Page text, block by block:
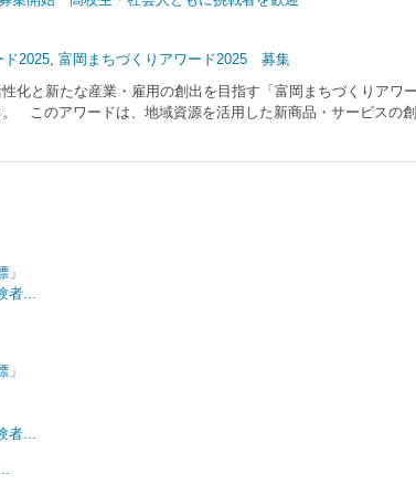
ド2025 富岡まちづくりアワード2025 募集
化と新たな産業・雇用の創出を目指す「富岡まちづくりア
このアワードは、地域資源を活用した新商品・サービスの
者...
者...